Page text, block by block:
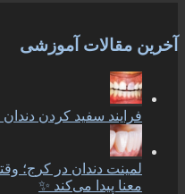
آخرین مقالات آموزشی
فرایند سفید کردن
لمینت دندان در کرج؛
معنا پیدا می‌کند ✨